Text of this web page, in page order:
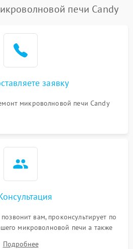
Подробнее →
2200 ₽
1000 ₽
печи Candy
заявку
микроволновой печи Candy
вам, проконсультирует по
микроволновой печи а также
Подробнее